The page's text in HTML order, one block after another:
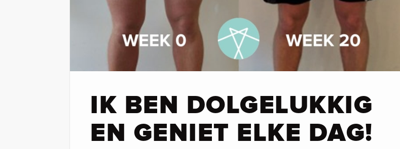
IK BEN DOLGELUKKIG
EN GENIET ELKE DAG!